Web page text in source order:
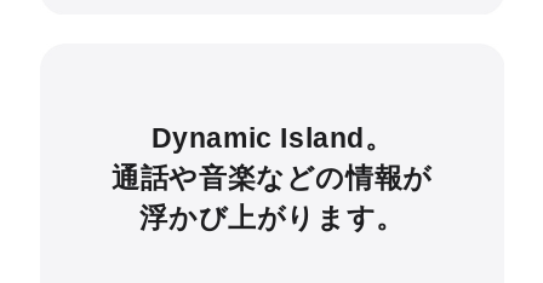
Dynamic Island。
通話や音楽などの情報が
浮かび上がります。